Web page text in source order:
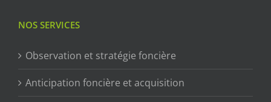
NOS SERVICES
Observation et stratégie foncière
Anticipation foncière et acquisition